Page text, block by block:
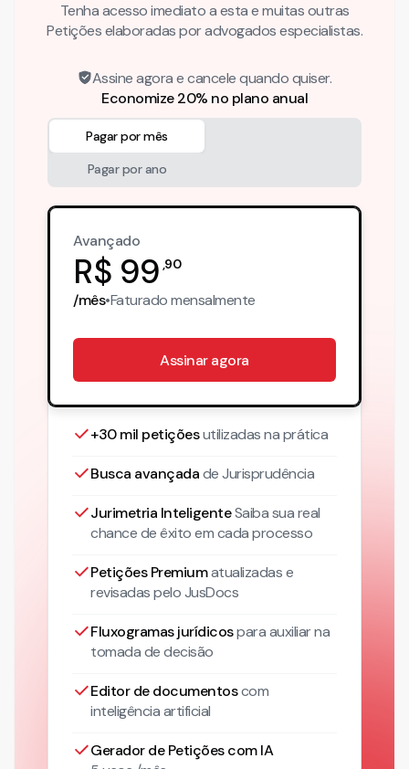
Tenha acesso imediato a esta e muitas outras
Petições elaboradas por advogados especialistas.
Assine agora e cancele quando quiser.
Economize 20% no plano anual
Pagar por mês
Pagar por ano
Avançado
R$ 99 ,90
/mês•Faturadomensalmente
Assinar agora
+30 mil petiçõesutilizadas na prática
Busca avançadade Jurisprudência
Jurimetria InteligenteSaiba sua real
chance de êxito em cada processo
Petições Premiumatualizadase
revisadas pelo JusDocs
Fluxogramas jurídicospara auxiliar na
tomada de decisão
Editor de documentoscom
inteligência artificial
Gerador de Petições com IA